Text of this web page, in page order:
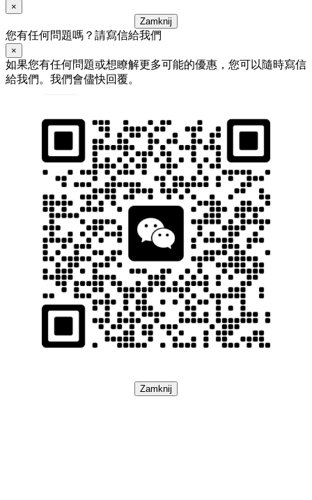
×
Zamknij
您有任何問題嗎？請寫信給我們
×
如果您有任何問題或想瞭解更多可能的優惠，您可以隨時寫信
給我們。我們會儘快回覆。
Zamknij